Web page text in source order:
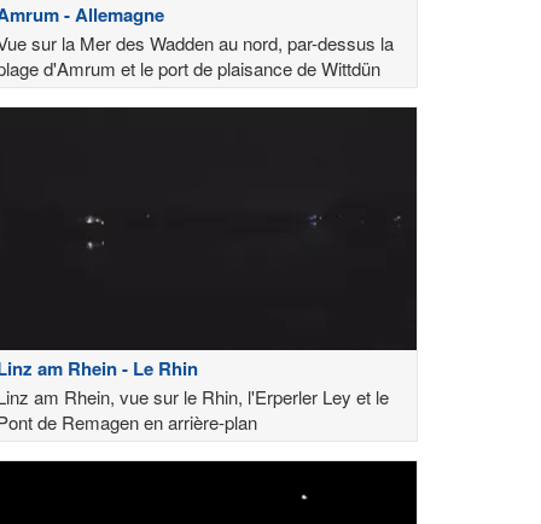
- Allemagne
sur la Mer des Wadden au nord, par-dessus la
d'Amrum et le port de plaisance de Wittdün
am Rhein - Le Rhin
am Rhein, vue sur le Rhin, l'Erperler Ley et le
de Remagen en arrière-plan